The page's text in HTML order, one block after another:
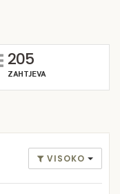
205
ZAHTJEVA
VISOKO